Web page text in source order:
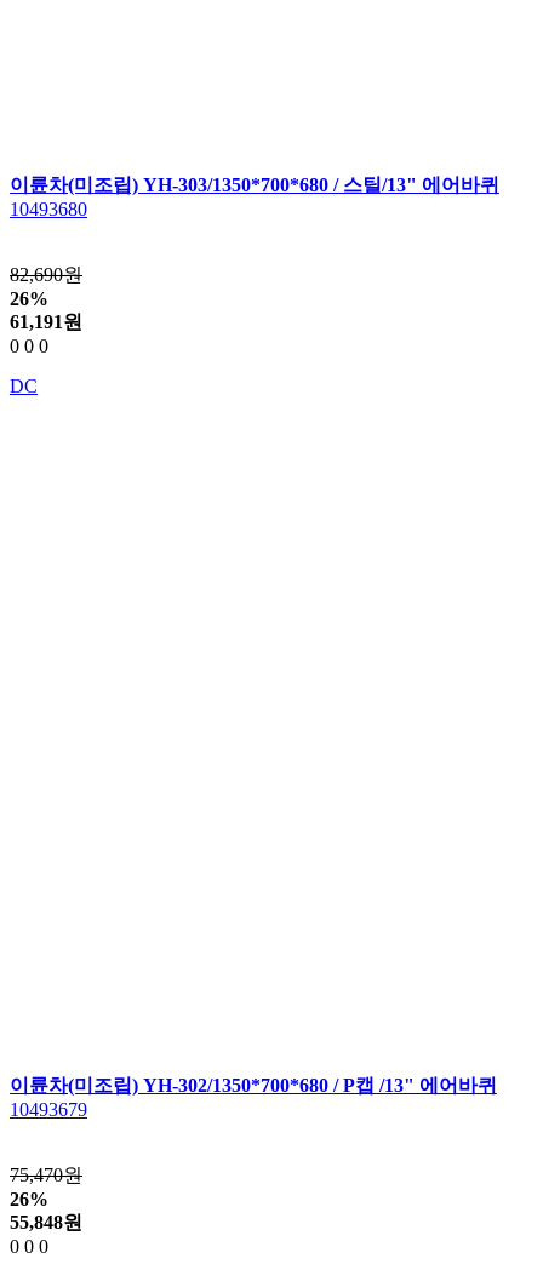
이륜차(미조립) YH-303/1350*700*680 / 스틸/13" 에어바퀴
10493680
82,690원
26%
61,191원
0 0 0
DC
이륜차(미조립) YH-302/1350*700*680 / P캡 /13" 에어바퀴
10493679
75,470원
26%
55,848원
0 0 0